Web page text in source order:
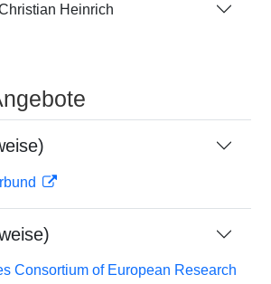
Heinrich
Consortium of European Research